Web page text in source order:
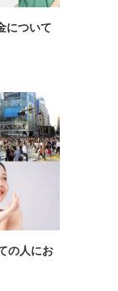
について
の人にお